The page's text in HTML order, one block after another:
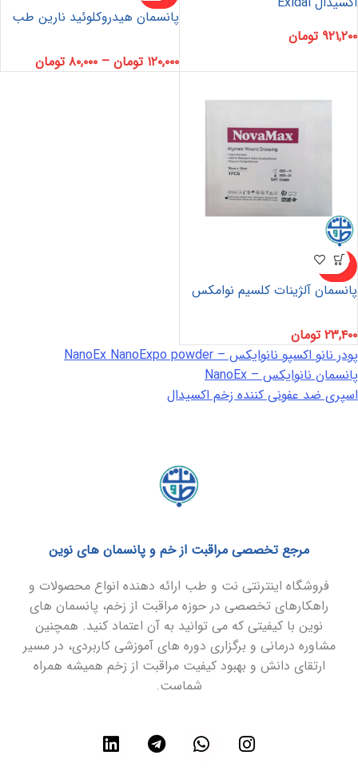
۹۲۱,۲۰۰ تومان
پانسمان هیدروکلوئید نارین طب
۱۲۰,۰۰۰ تومان – ۸۰,۰۰۰ تومان
ناموجو
د
پانسمان آلژینات کلسیم نوامکس
۲۳,۴۰۰ تومان
پودر نانو اکسپو نانوایکس – NanoEx NanoExpo powder
پانسمان نانوایکس – NanoEx
اسپری ضد عفونی کننده زخم اکسیدال
مرجع تخصصی مراقبت از خم و پانسمان های نوین
فروشگاه اینترنتی نت و طب ارائه دهنده انواع محصولات و
راهکارهای تخصصی در حوزه مراقبت از زخم، پانسمان های
نوین با کیفیتی که می توانید به آن اعتماد کنید. همچنین
مشاوره درمانی و برگزاری دوره های آموزشی کاربردی، در مسیر
ارتقای دانش و بهبود کیفیت مراقبت از زخم همیشه همراه
شماست.